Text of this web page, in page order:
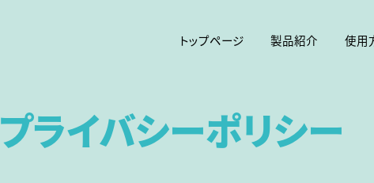
トップページ 製品紹介 使用
プライバシーポリシー